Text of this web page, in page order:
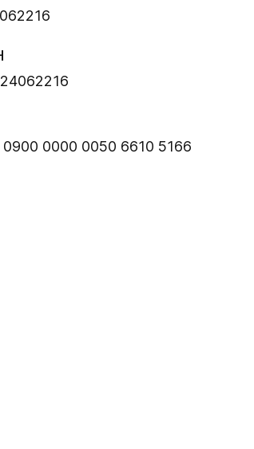
0900 0000 0050 6610 5166